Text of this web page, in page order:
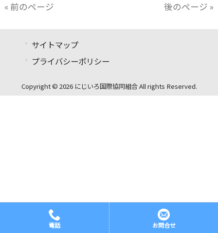
« 前のページ 後のページ »
サイトマップ
プライバシーポリシー
Copyright © 2026 にじいろ国際協同組合 All rights Reserved.
電話 お問合せ